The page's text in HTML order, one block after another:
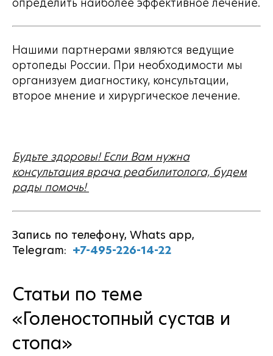
Нашими партнерами являются ведущие
ортопеды России. При необходимости мы
организуем диагностику, консультации,
второе мнение и хирургическое лечение.
Будьте здоровы! Если Вам нужна
консультация врача реабилитолога, будем
рады помочь!
Запись по телефону, Whats app,
Telegram: +7-495-226-14-22
Статьи по теме
«Голеностопный сустав и
стопа»